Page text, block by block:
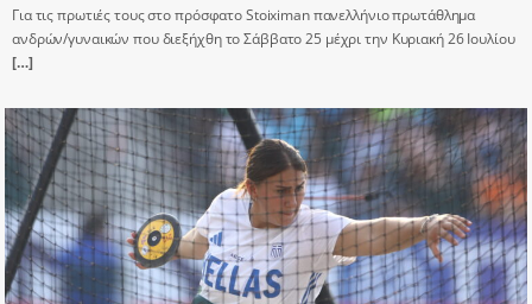
Για τις πρωτιές τους στο πρόσφατο Stoiximan πανελλήνιο πρωτάθλημα
ανδρών/γυναικών που διεξήχθη το Σάββατο 25 μέχρι την Κυριακή 26 Ιουλίου
[…]